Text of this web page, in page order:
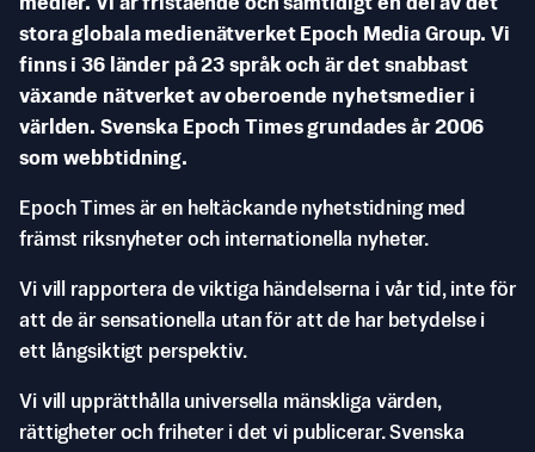
medier. Vi är fristående och samtidigt en del av det
stora globala medienätverket Epoch Media Group. Vi
finns i 36 länder på 23 språk och är det snabbast
växande nätverket av oberoende nyhetsmedier i
världen. Svenska Epoch Times grundades år 2006
som webbtidning.
Epoch Times är en heltäckande nyhetstidning med
främst riksnyheter och internationella nyheter.
Vi vill rapportera de viktiga händelserna i vår tid, inte för
att de är sensationella utan för att de har betydelse i
ett långsiktigt perspektiv.
Vi vill upprätthålla universella mänskliga värden,
rättigheter och friheter i det vi publicerar. Svenska